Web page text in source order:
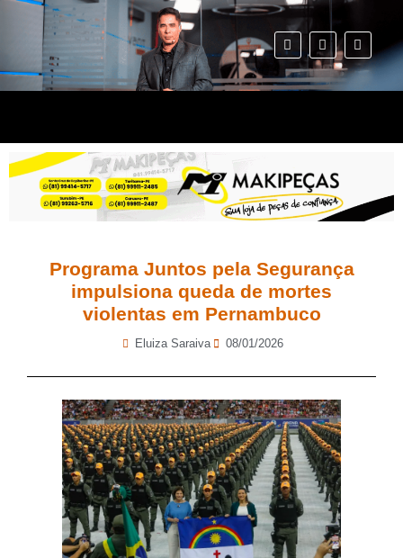
Programa Juntos pela Segurança
impulsiona queda de mortes
violentas em Pernambuco
Eluiza Saraiva 08/01/2026